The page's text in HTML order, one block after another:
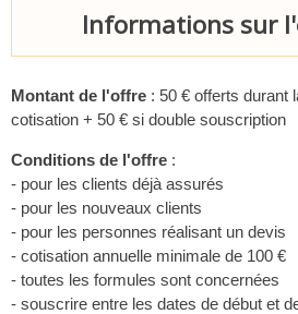
Informations sur
Montant de l'offre : 50 € offerts durant
cotisation + 50 € si double souscription
Conditions de l'offre :
- pour les clients déjà assurés
- pour les nouveaux clients
- pour les personnes réalisant un devis
- cotisation annuelle minimale de 100 €
- toutes les formules sont concernées
- souscrire entre les dates de début et